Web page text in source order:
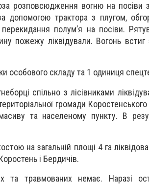
розповсюдження вогню на посіви
допомогою трактора з плугом,
полум’я на посіви.
пожежу ліквідували. Вогонь
особового складу та 1 одиниця
спільно з лісівниками
громади
та населеному пункту. В
на загальній площі 4 га
і Бердичів.
та травмованих немає. Наразі